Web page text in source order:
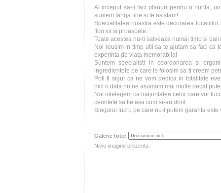
Ai inceput sa-ti faci planuri pentru o nunta,
suntem langa tine si te asistam!
Specialitatea noastra este decorarea
flori vii si proaspete.
Toate acestea nu-ti salveaza numai timp si
Noi reusim in timp util sa te ajutam sa faci ca
experinta de viata memorabila!
Suntem specialisti in coordonarea si
ingredientele pe care le folosim sa-ti creem
Poti fi sigur ca ne vom dedica in totalitate
nici o data nu ne asumam mai multe decat
Noi intelegem ca majoritatea celor care vor
cerintele sa fie asa cum si-au dorit.
Singurul lucru pe care nu-l putem garanta este
Galerie foto:
Nicio imagine prezenta.